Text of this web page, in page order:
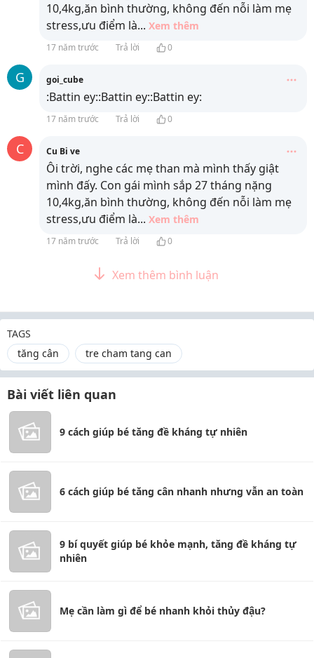
10,4kg,ăn bình thường, không đến nỗi làm mẹ
stress,ưu điểm là... Xem thêm
17 năm trước Trả lời 0
G goi_cube
:Battin ey::Battin ey::Battin ey:
17 năm trước Trả lời 0
C Cu Bi ve
Ôi trời, nghe các mẹ than mà mình thấy giật
mình đấy. Con gái mình sắp 27 tháng nặng
10,4kg,ăn bình thường, không đến nỗi làm mẹ
stress,ưu điểm là... Xem thêm
17 năm trước Trả lời 0
Xem thêm bình luận
TAGS
tăng cân
tre cham tang can
Bài viết liên quan
9 cách giúp bé tăng đề kháng tự nhiên
6 cách giúp bé tăng cân nhanh nhưng vẫn an toàn
9 bí quyết giúp bé khỏe mạnh, tăng đề kháng tự
nhiên
Mẹ cần làm gì để bé nhanh khỏi thủy đậu?